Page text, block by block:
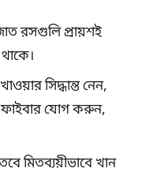
রসগুলি প্রায়শই
সিদ্ধান্ত নেন,
যোগ করুন,
মিতব্যয়ীভাবে খান